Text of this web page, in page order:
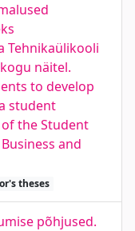
Tehnikaülikooli
näitel.
to develop
student
the Student
and
theses
põhjused.